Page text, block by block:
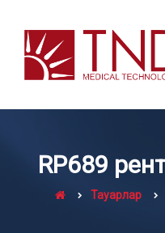
RP689
Тауарлар